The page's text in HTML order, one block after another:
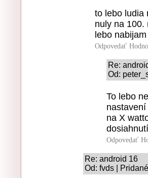
to lebo ludia
nuly na 100.
lebo
Odpovedať
Re:
Od:
To lebo
na X
Odpovedať
Re: android 16
Od: fvds |